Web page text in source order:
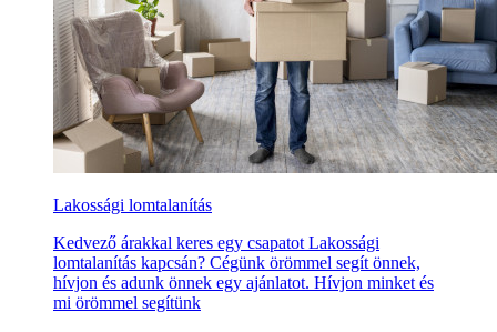
Lakossági lomtalanítás
Kedvező árakkal keres egy csapatot Lakossági
lomtalanítás kapcsán? Cégünk örömmel segít önnek,
hívjon és adunk önnek egy ajánlatot. Hívjon minket és
mi örömmel segítünk